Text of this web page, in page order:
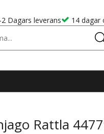
2 Dagars leverans 14 dagar
Rattla